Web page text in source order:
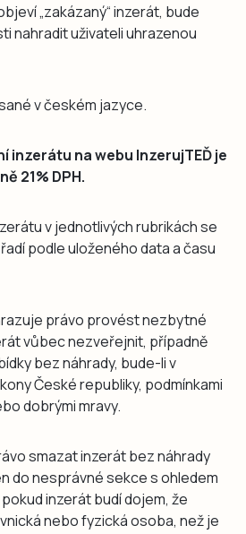
„zakázaný“ inzerát, bude
nahradit uživateli uhrazenou
v českém jazyce.
inzerátu na webu InzerujTEĎ je
21% DPH.
v jednotlivých rubrikách se
podle uloženého data a času
právo provést nezbytné
vůbec nezveřejnit, případně
bez náhrady, bude-li v
České republiky, podmínkami
dobrými mravy.
smazat inzerát bez náhrady
do nesprávné sekce s ohledem
inzerát budí dojem, že
nebo fyzická osoba, než je